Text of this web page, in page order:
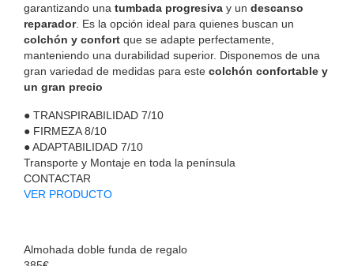
garantizando una tumbada progresiva y un descanso
reparador. Es la opción ideal para quienes buscan un
colchón y confort que se adapte perfectamente,
manteniendo una durabilidad superior. Disponemos de una
gran variedad de medidas para este colchón confortable y
un gran precio
● TRANSPIRABILIDAD 7/10
● FIRMEZA 8/10
●ADAPTABILIDAD 7/10
Transporte y Montaje en toda la península
CONTACTAR
VER PRODUCTO
Almohada doble funda de regalo